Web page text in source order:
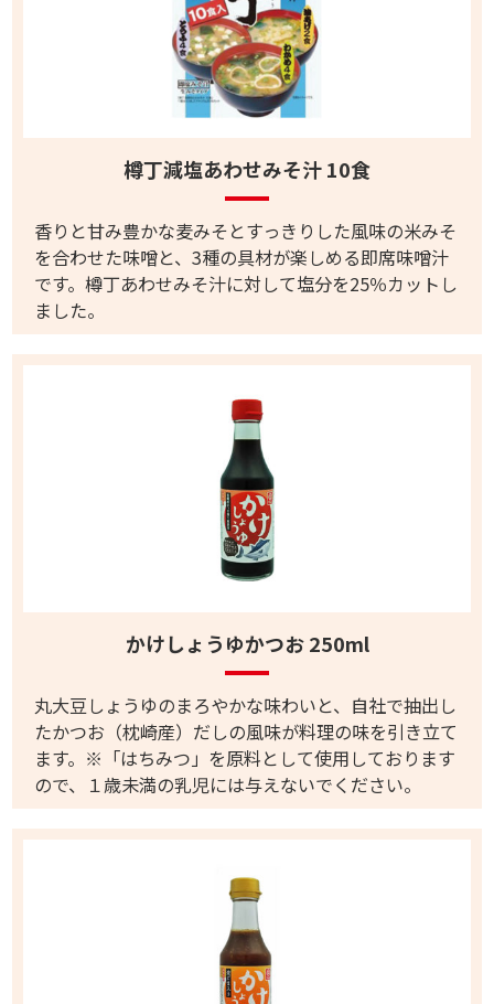
樽丁減塩あわせみそ汁 10食
香りと甘み豊かな麦みそとすっきりした風味の米みそ
を合わせた味噌と、3種の具材が楽しめる即席味噌汁
です。樽丁あわせみそ汁に対して塩分を25％カットし
ました。
かけしょうゆかつお 250ml
丸大豆しょうゆのまろやかな味わいと、自社で抽出し
たかつお（枕崎産）だしの風味が料理の味を引き立て
ます。※「はちみつ」を原料として使用しております
ので、１歳未満の乳児には与えないでください。